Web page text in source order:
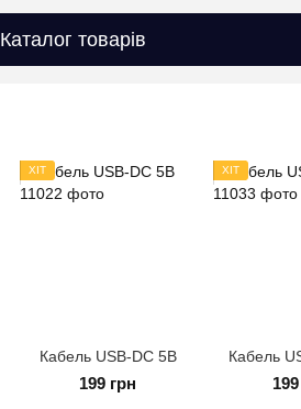
Каталог товарів
ХІТ
Кабель USB-DC 5В
199 грн
ХІТ
Кабель